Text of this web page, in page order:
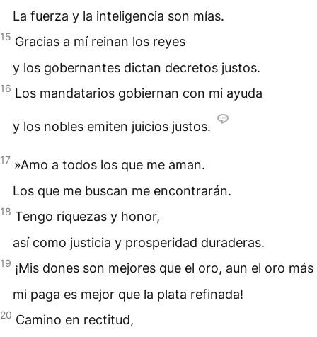
La fuerza y la inteligencia son mías.
15 Gracias a mí reinan los reyes
y los gobernantes dictan decretos justos.
16 Los mandatarios gobiernan con mi ayuda
y los nobles emiten juicios justos.
17 »Amo a todos los que me aman.
Los que me buscan me encontrarán.
18 Tengo riquezas y honor,
así como justicia y prosperidad duraderas.
19 ¡Mis dones son mejores que el oro, aun el oro
mi paga es mejor que la plata refinada!
20 Camino en rectitud,